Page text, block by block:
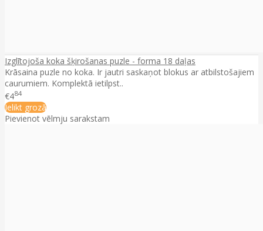
Izglītojoša koka šķirošanas puzle - forma 18 daļas
Krāsaina puzle no koka. Ir jautri saskaņot blokus ar atbilstošajiem
caurumiem. Komplektā ietilpst..
€484
Ielikt grozā
Pievienot vēlmju sarakstam